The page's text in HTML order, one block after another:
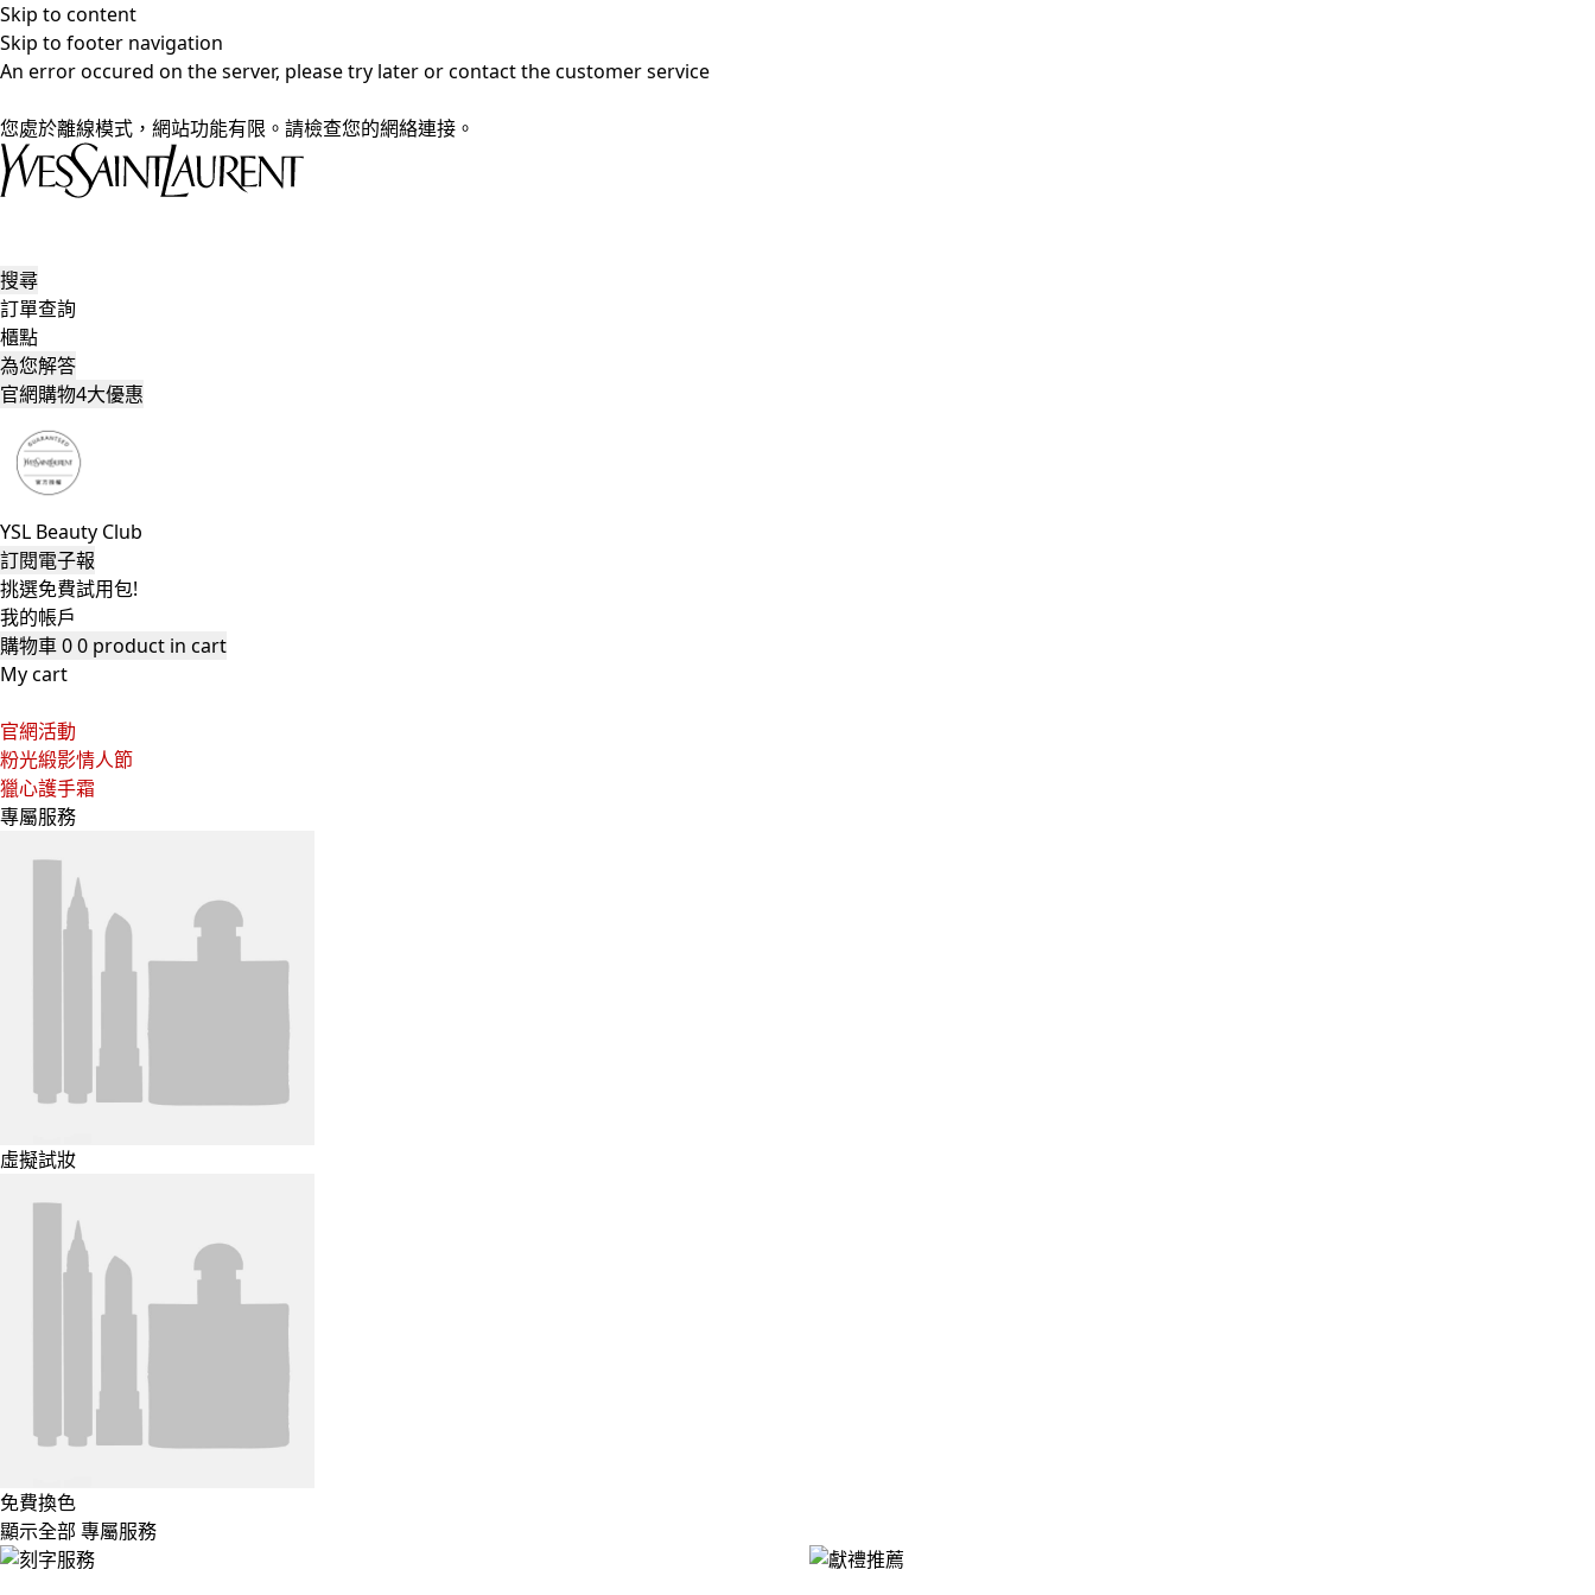
Skip to content
Skip to footer navigation
An error occured on the server, please try later or contact the customer service
您處於離線模式，網站功能有限。請檢查您的網絡連接。
搜尋
訂單查詢
櫃點
為您解答
官網購物4大優惠
YSL Beauty Club
訂閱電子報
挑選免費試用包!
我的帳戶
購物車00 product in cart
My cart
官網活動
粉光緞影情人節
獵心護手霜
專屬服務
虛擬試妝
免費換色
顯示全部 專屬服務